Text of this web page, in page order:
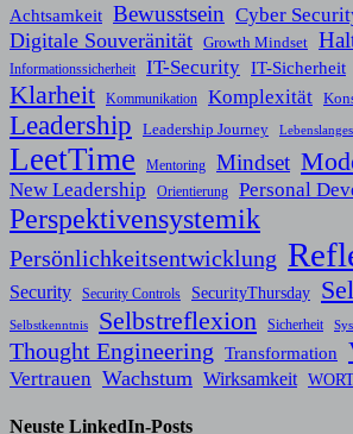
Achtsamkeit Bewusstsein Cyber
Digitale Souveränität Growth Mindset
Informationssicherheit IT-Security IT-Sicherheit
Klarheit Kommunikation Komplexität
Leadership Leadership Journey
LeetTime Mentoring Mindset
New Leadership Orientierung Personal
Perspektivensystemik
Persönlichkeitsentwicklung
Security
Security Controls SecurityThursday
Selbstkenntnis Selbstreflexion Sicherheit
Thought Engineering Transformation
Vertrauen Wachstum Wirksamkeit
Neuste LinkedIn-Posts